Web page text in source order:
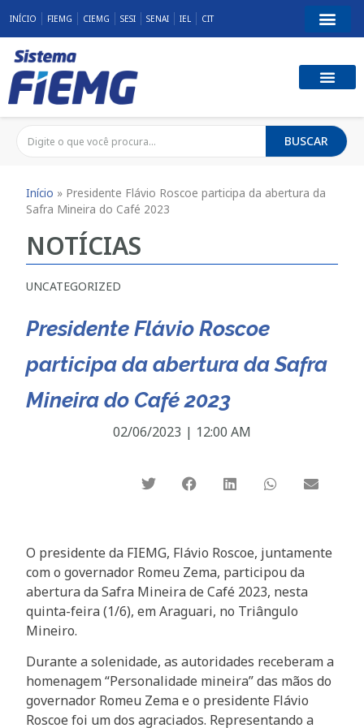
INÍCIO FIEMG CIEMG SESI SENAI IEL CIT
BUSCAR
Início » Presidente Flávio Roscoe participa da abertura da
Safra Mineira do Café 2023
NOTÍCIAS
UNCATEGORIZED
Presidente Flávio Roscoe
participa da abertura da Safra
Mineira do Café 2023
02/06/2023 | 12:00 AM
O presidente da FIEMG, Flávio Roscoe, juntamente
com o governador Romeu Zema, participou da
abertura da Safra Mineira de Café 2023, nesta
quinta-feira (1/6), em Araguari, no Triângulo
Mineiro.
Durante a solenidade, as autoridades receberam a
homenagem “Personalidade mineira” das mãos do
governador Romeu Zema e o presidente Flávio
Roscoe foi um dos agraciados. Representando a